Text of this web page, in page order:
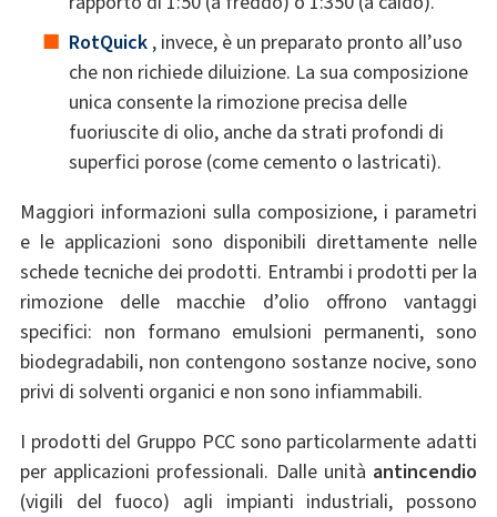
RotQuick, invece, è un preparato pronto all’uso
che non richiede diluizione. La sua composizione
unica consente la rimozione precisa delle
fuoriuscite di olio, anche da strati profondi di
superfici porose (come cemento o lastricati).
Maggiori informazioni sulla composizione, i parametri
e le applicazioni sono disponibili direttamente nelle
schede tecniche dei prodotti. Entrambi i prodotti per la
rimozione delle macchie d’olio offrono vantaggi
specifici: non formano emulsioni permanenti, sono
biodegradabili, non contengono sostanze nocive, sono
privi di solventi organici e non sono infiammabili.
I prodotti del Gruppo PCC sono particolarmente adatti
per applicazioni professionali. Dalle unità antincendio
(vigili del fuoco) agli impianti industriali, possono